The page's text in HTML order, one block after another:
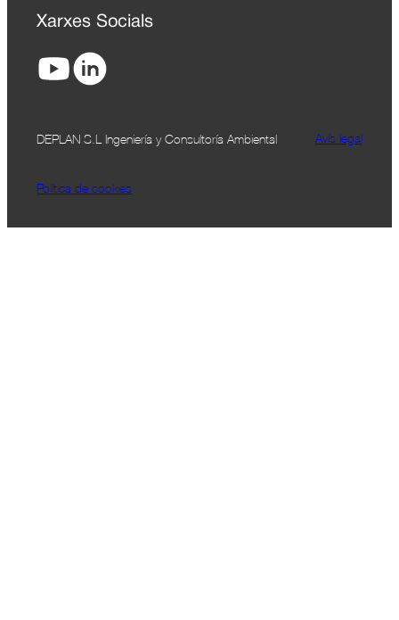
Xarxes Socials
DEPLAN S.L Ingeniería y Consultoría Ambiental Avís legal
Política de cookies